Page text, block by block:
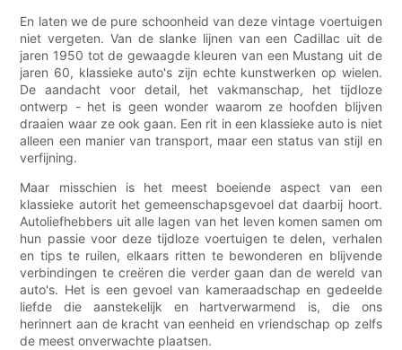
En laten we de pure schoonheid van deze vintage voertuigen
niet vergeten. Van de slanke lijnen van een Cadillac uit de
jaren 1950 tot de gewaagde kleuren van een Mustang uit de
jaren 60, klassieke auto's zijn echte kunstwerken op wielen.
De aandacht voor detail, het vakmanschap, het tijdloze
ontwerp - het is geen wonder waarom ze hoofden blijven
draaien waar ze ook gaan. Een rit in een klassieke auto is niet
alleen een manier van transport, maar een status van stijl en
verfijning.
Maar misschien is het meest boeiende aspect van een
klassieke autorit het gemeenschapsgevoel dat daarbij hoort.
Autoliefhebbers uit alle lagen van het leven komen samen om
hun passie voor deze tijdloze voertuigen te delen, verhalen
en tips te ruilen, elkaars ritten te bewonderen en blijvende
verbindingen te creëren die verder gaan dan de wereld van
auto's. Het is een gevoel van kameraadschap en gedeelde
liefde die aanstekelijk en hartverwarmend is, die ons
herinnert aan de kracht van eenheid en vriendschap op zelfs
de meest onverwachte plaatsen.